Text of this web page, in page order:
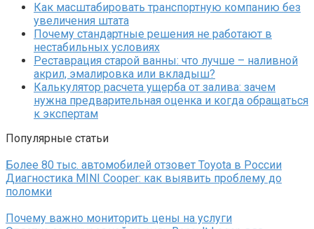
Как масштабировать транспортную компанию без
увеличения штата
Почему стандартные решения не работают в
нестабильных условиях
Реставрация старой ванны: что лучше – наливной
акрил, эмалировка или вкладыш?
Калькулятор расчета ущерба от залива: зачем
нужна предварительная оценка и когда обращаться
к экспертам
Популярные статьи
Более 80 тыс. автомобилей отзовет Toyota в России
Диагностика MINI Cooper: как выявить проблему до
поломки
Почему важно мониторить цены на услуги